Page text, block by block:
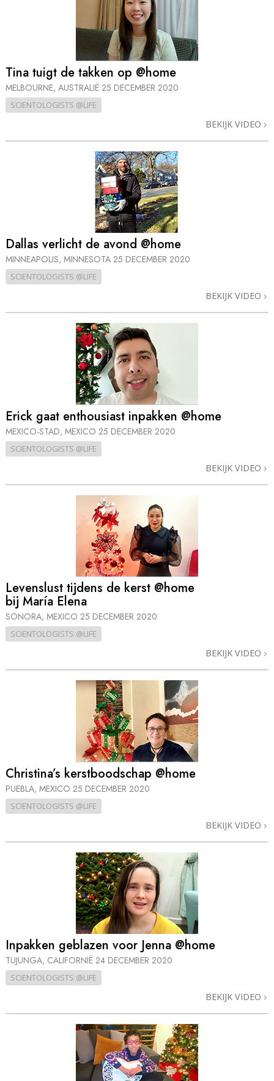
Tina tuigt de takken op @home
MELBOURNE, AUSTRALIË 25 DECEMBER 2020
SCIENTOLOGISTS @LIFE
BEKIJK VIDEO
Dallas verlicht de avond @home
MINNEAPOLIS, MINNESOTA 25 DECEMBER 2020
SCIENTOLOGISTS @LIFE
BEKIJK VIDEO
Erick gaat enthousiast inpakken @home
MEXICO-STAD, MEXICO 25 DECEMBER 2020
SCIENTOLOGISTS @LIFE
BEKIJK VIDEO
Levenslust tijdens de kerst @home
bij María Elena
SONORA, MEXICO 25 DECEMBER 2020
SCIENTOLOGISTS @LIFE
BEKIJK VIDEO
Christina’s kerstboodschap @home
PUEBLA, MEXICO 25 DECEMBER 2020
SCIENTOLOGISTS @LIFE
BEKIJK VIDEO
Inpakken geblazen voor Jenna @home
TUJUNGA, CALIFORNIË 24 DECEMBER 2020
SCIENTOLOGISTS @LIFE
BEKIJK VIDEO